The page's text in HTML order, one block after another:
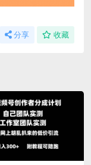
分享 收藏